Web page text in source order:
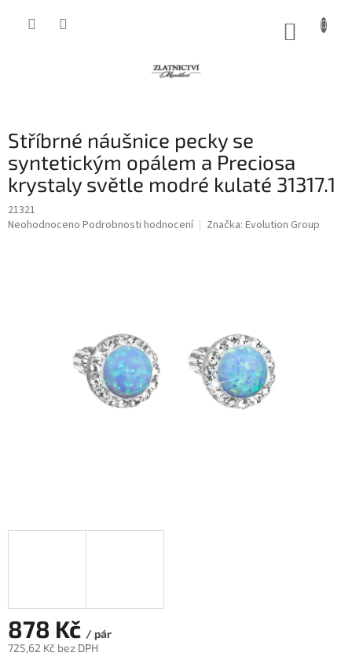
Stříbrné náušnice pecky se
syntetickým opálem a Preciosa
krystaly světle modré kulaté 31317.1
21321
Průměrné
Neohodnoceno Podrobnosti hodnocení Značka: Evolution Group
878 Kč / pár
725,62 Kč bez DPH